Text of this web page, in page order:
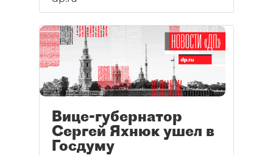
Вице-губернатор
Сергей Яхнюк ушел в
Госдуму